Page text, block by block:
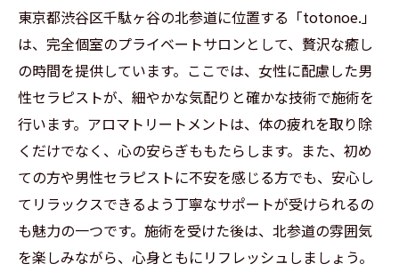
東京都渋谷区千駄ヶ谷の北参道に位置する「totonoe.」
は、完全個室のプライベートサロンとして、贅沢な癒し
の時間を提供しています。ここでは、女性に配慮した男
性セラピストが、細やかな気配りと確かな技術で施術を
行います。アロマトリートメントは、体の疲れを取り除
くだけでなく、心の安らぎももたらします。また、初め
ての方や男性セラピストに不安を感じる方でも、安心し
てリラックスできるよう丁寧なサポートが受けられるの
も魅力の一つです。施術を受けた後は、北参道の雰囲気
を楽しみながら、心身ともにリフレッシュしましょう。